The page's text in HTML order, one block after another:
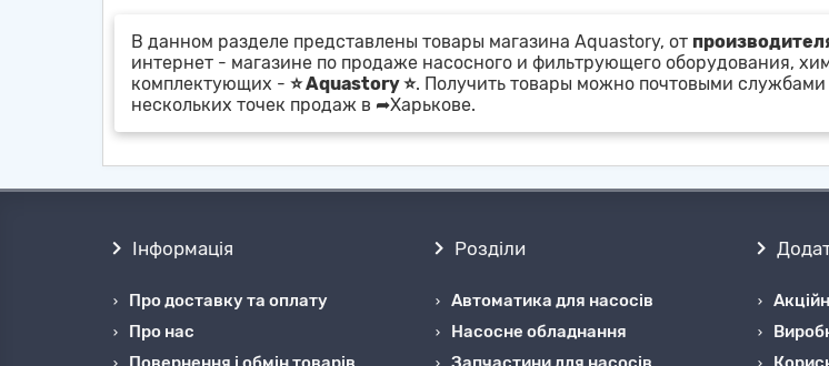
В данном разделе представлены товары магазина Aquastory, от
интернет - магазине по продаже насосного и фильтрующего оборудования,
комплектующих - ⭐ Aquastory ⭐. Получить товары можно почтовыми
нескольких точек продаж в ➦Харькове.
Інформація
Про доставку та оплату
Про нас
Розділи
Автоматика для насосів
Насосне обладнання